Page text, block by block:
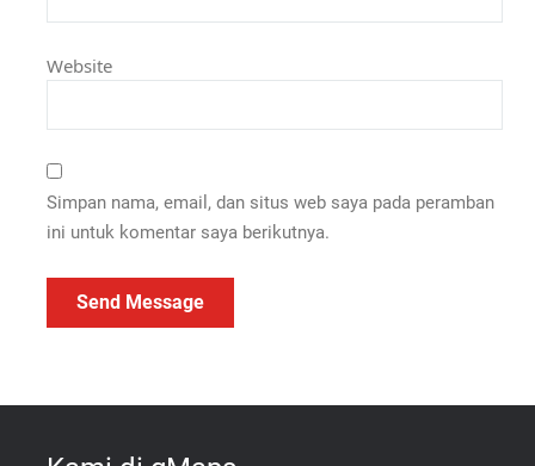
Website
Simpan nama, email, dan situs web saya pada peramban
ini untuk komentar saya berikutnya.